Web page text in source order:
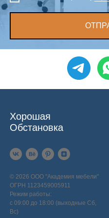
Хорошая
Обстановка
© 2026 ООО "Академия мебели"
ОГРН 1123459005911
Режим работы:
с 09:00 до 18:00 (выходные Сб,
Вс)